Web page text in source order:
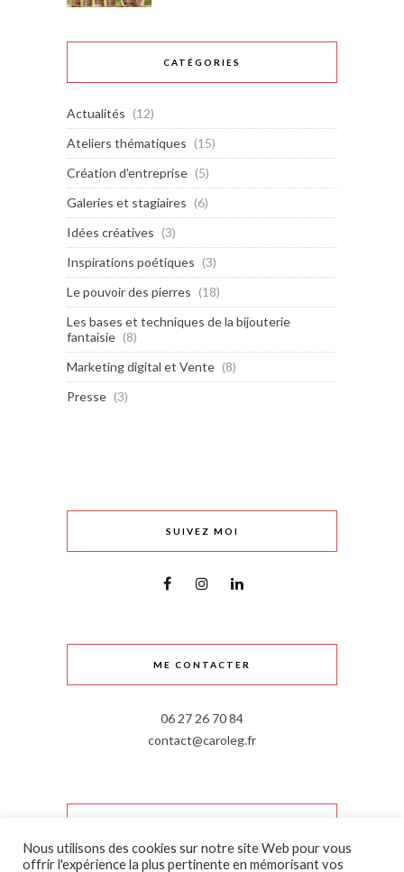
CATÉGORIES
Actualités (12)
Ateliers thématiques (15)
Création d'entreprise (5)
Galeries et stagiaires (6)
Idées créatives (3)
Inspirations poétiques (3)
Le pouvoir des pierres (18)
Les bases et techniques de la bijouterie
fantaisie (8)
Marketing digital et Vente (8)
Presse (3)
SUIVEZ MOI
ME CONTACTER
06 27 26 70 84
contact@caroleg.fr
Nous utilisons des cookies sur notre site Web pour vous
offrir l'expérience la plus pertinente en mémorisant vos